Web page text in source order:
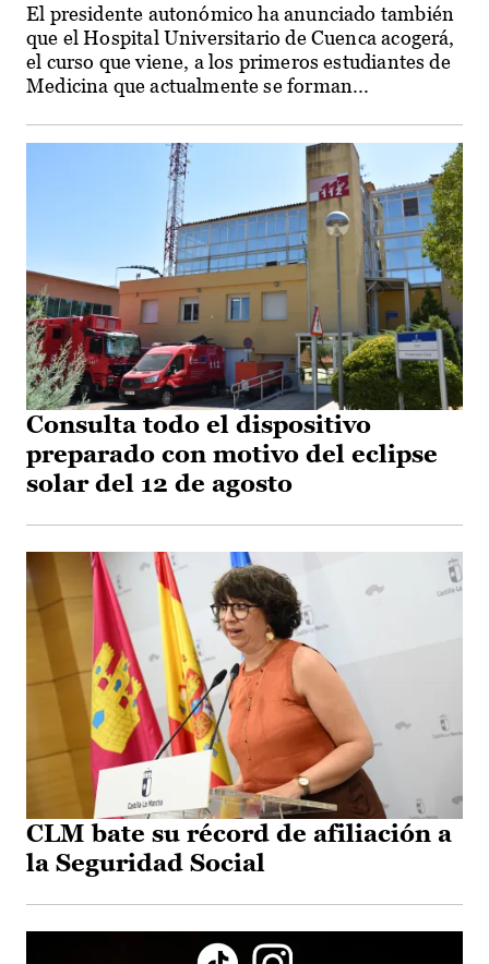
El presidente autonómico ha anunciado también
que el Hospital Universitario de Cuenca acogerá,
el curso que viene, a los primeros estudiantes de
Medicina que actualmente se forman...
Consulta todo el dispositivo
preparado con motivo del eclipse
solar del 12 de agosto
CLM bate su récord de afiliación a
la Seguridad Social